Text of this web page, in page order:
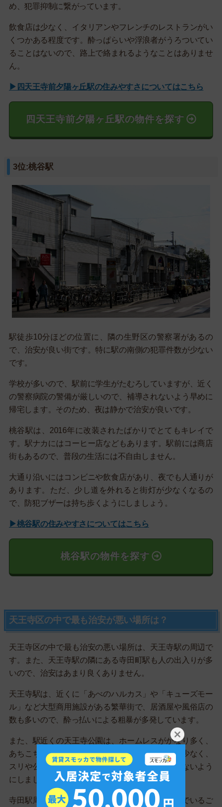
め、犯罪抑制に繋がっています。
飲食店は少なく、イタリアンやフレンチのレストランがい
くつかある程度です。酔っぱらいや浮浪者がうろついてい
ることはないので、路上で絡まれるようなことはありませ
ん。
▶四天王寺前夕陽ヶ丘駅の住みやすさについてはこちら
四天王寺前夕陽ヶ丘駅の物件を探す
3位:桃谷駅
駅徒歩10分ほどの位置に、隣の生野区の警察署があるの
で、治安が良い街です。特に駅の南側の犯罪件数が少ない
です。
学校が多いので、駅前に学生がたむろしていますが、近く
の警察病院の警備が厳しいので、補導されないよう早めに
帰宅します。そのため、夜は静かで治安が良いです。
桃谷駅は、2016年に改装されたばかりでとてもキレイで
す。駅ナカにはコーヒー店などもあります。駅前には商店
街もあるので、普段の生活には不自由しません。
大通り沿いにはコンビニや飲食店があり、夜でも人通りが
あります。ただ、少し道を外れると街灯が少なくなるの
で、防犯ブザーは持ち歩くようにしましょう。
▶桃谷駅の住みやすさについてはこちら
桃谷駅の物件を探す
天王寺区の中で最も治安が悪い場所は？
天王寺区の中で最も治安の悪い場所は、天王寺駅の周辺で
す。また、天王寺駅の隣にある寺田町駅も人の出入りが多
いので、治安はあまり良くありません。
天王寺駅は、近くに「あべのハルカス」や「キューズモー
ル」など大型商用施設がある繁華街で、居酒屋や風俗店の
数も多いので、酔っ払いによる粗暴が多発しています。
また、駅近くの天王寺公園は、ホームレスがかなり多く、
あちこちで段ボールの家を建てています。街灯が少なく、
スリや公然わいせつが多発しているので、近づかないよう
にしましょう。
寺田駅周辺は、飲食店が多く、細い道が入り組んでいるご